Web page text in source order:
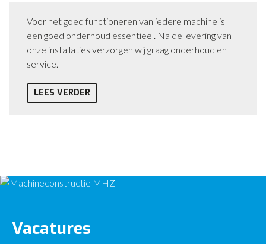
Voor het goed functioneren van iedere machine is
een goed onderhoud essentieel. Na de levering van
onze installaties verzorgen wij graag onderhoud en
service.
LEES VERDER
Vacatures